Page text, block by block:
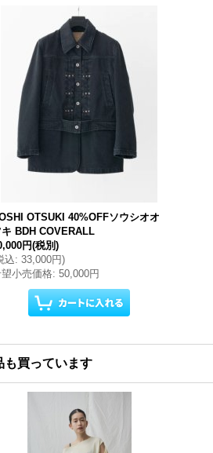
OTSUKI 40%OFFソウシオオ
BDH COVERALL
円(税別)
込: 33,000円)
小売価格: 50,000円
も買っています